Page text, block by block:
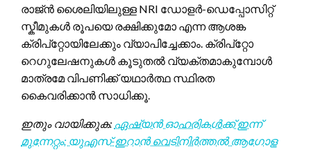
രാജ്ൻ ശൈലിയിലുള്ള NRI ഡോളർ-ഡെപ്പോസിറ്റ്
സ്കീമുകൾ രൂപയെ രക്ഷിക്കുമോ എന്ന ആശങ്ക
ക്രിപ്റ്റോയിലേക്കും വ്യാപിച്ചേക്കാം. ക്രിപ്റ്റോ
റെഗുലേഷനുകൾ കൂടുതൽ വ്യക്തമാകുമ്പോൾ
മാത്രമേ വിപണിക്ക് യഥാർത്ഥ സ്ഥിരത
കൈവരിക്കാൻ സാധിക്കൂ.
ഇതും വായിക്കുക: ഏഷ്യൻ ഓഹരികൾക്ക് ഇന്ന്
മുന്നേറ്റം; യുഎസ്-ഇറാൻ വെടിനിർത്തൽ ആഗോള